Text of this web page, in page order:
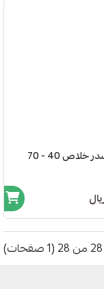
السدر - سدر خلاص 40 - 70